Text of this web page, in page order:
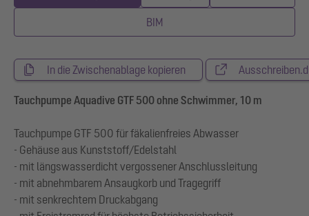
BIM
In die Zwischenablage kopieren
Tauchpumpe Aquadive GTF 500 ohne Schwimmer, 10 m
Tauchpumpe GTF 500 für fäkalienfreies Abwasser
- Gehäuse aus Kunststoff/Edelstahl
- mit längswasserdicht vergossener Anschlussleitung
- mit abnehmbarem Ansaugkorb und Tragegriff
- mit senkrechtem Druckabgang